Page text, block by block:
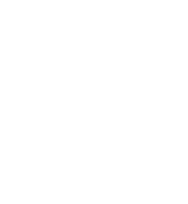
dayanıklı modern su borusu.